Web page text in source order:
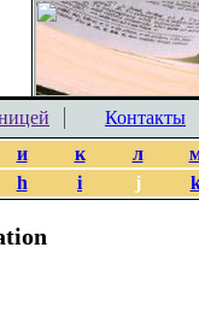
Контакты
и к л
h i j